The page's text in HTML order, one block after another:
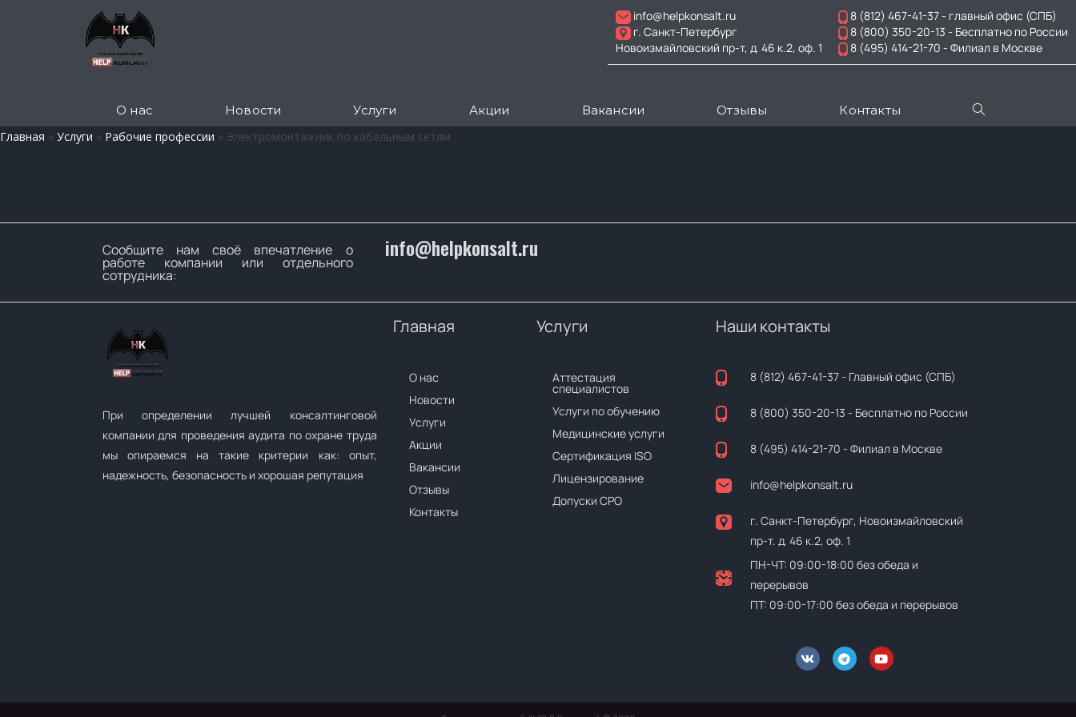
info@helpkonsalt.ru
г. Санкт-Петербург
Новоизмайловский пр-т, д. 46 к.2, оф. 1
8 (812) 467-41-37- главный офис (СПБ)
8 (800) 350-20-13 - Бесплатно по России
8 (495) 414-21-70 - Филиал в Москве
О нас Новости Услуги Акции Вакансии Отзывы
Контакты
Главная » Услуги » Рабочие профессии » Электромонтажник по кабельным сетям
Сообщите нам своё впечатление о
работе компании или отдельного
сотрудника:
info@helpkonsalt.ru
При определении лучшей консалтинговой
компании для проведения аудита по охране труда
мы опираемся на такие критерии как: опыт,
надежность, безопасность и хорошая репутация
Главная
О нас
Новости
Услуги
Акции
Вакансии
Отзывы
Контакты
Услуги
Аттестация
специалистов
Услуги по обучению
Медицинские услуги
Сертификация ISO
Лицензирование
Допуски СРО
Наши контакты
8 (812) 467-41-37- Главный офис (СПБ)
8 (800) 350-20-13 - Бесплатно по России
8 (495) 414-21-70 - Филиал в Москве
info@helpkonsalt.ru
г. Санкт-Петербург, Новоизмайловский
пр-т. д. 46 к.2, оф. 1
ПН-ЧТ: 09:00-18:00 без обеда и
перерывов
ПТ: 09:00-17:00 без обеда и перерывов